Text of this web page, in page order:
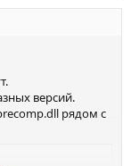
версий.
рядом с